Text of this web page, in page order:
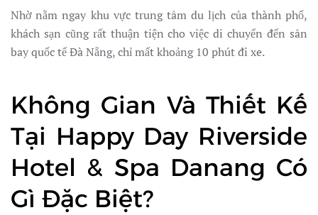
Nhờ nằm ngay khu vực trung tâm du lịch của thành phố,
khách sạn cũng rất thuận tiện cho việc di chuyển đến sân
bay quốc tế Đà Nẵng, chỉ mất khoảng 10 phút đi xe.
Không Gian Và Thiết Kế
Tại Happy Day Riverside
Hotel & Spa Danang Có
Gì Đặc Biệt?